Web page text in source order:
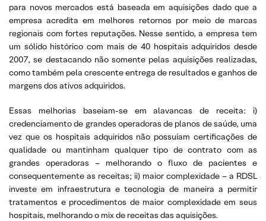
para novos mercados está baseada em aquisições dado que a
empresa acredita em melhores retornos por meio de marcas
regionais com fortes reputações. Nesse sentido, a empresa tem
um sólido histórico com mais de 40 hospitais adquiridos desde
2007, se destacando não somente pelas aquisições realizadas,
como também pela crescente entrega de resultados e ganhos de
margens dos ativos adquiridos.
Essas melhorias baseiam-se em alavancas de receita: i)
credenciamento de grandes operadoras de planos de saúde, uma
vez que os hospitais adquiridos não possuíam certificações de
qualidade ou mantinham qualquer tipo de contrato com as
grandes operadoras – melhorando o fluxo de pacientes e
consequentemente as receitas; ii) maior complexidade – a RDSL
investe em infraestrutura e tecnologia de maneira a permitir
tratamentos e procedimentos de maior complexidade em seus
hospitais, melhorando o mix de receitas das aquisições.